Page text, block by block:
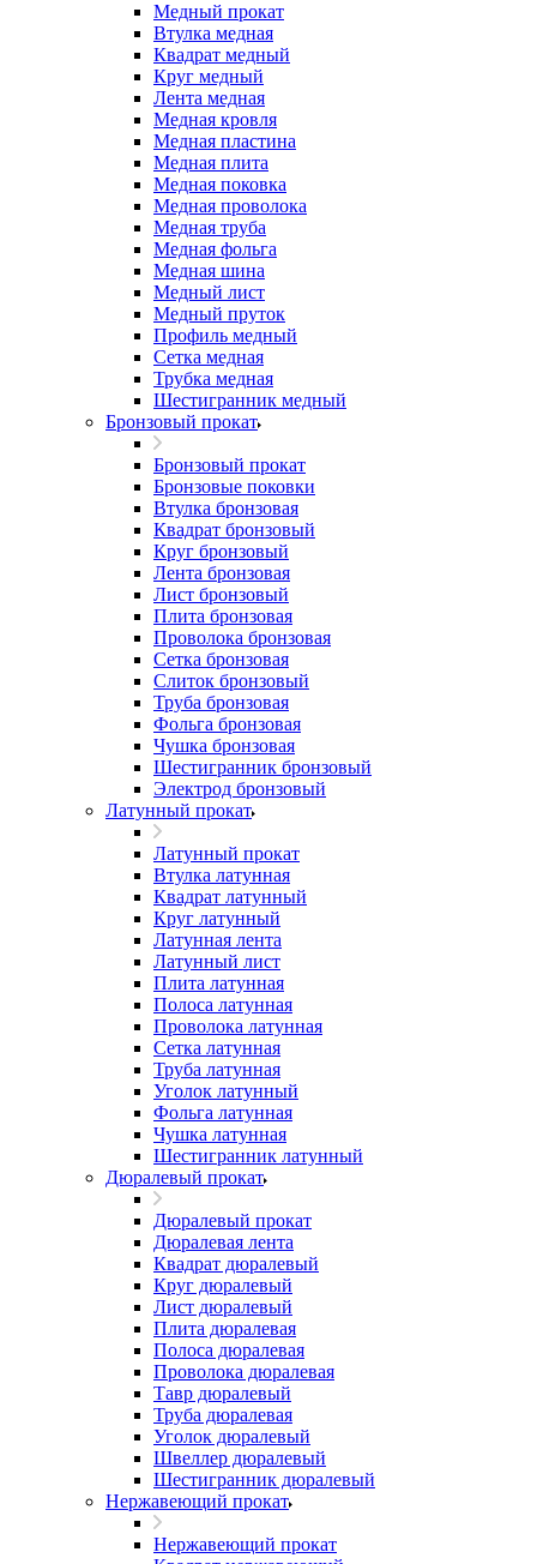
Медный прокат
Втулка медная
Квадрат медный
Круг медный
Лента медная
Медная кровля
Медная пластина
Медная плита
Медная поковка
Медная проволока
Медная труба
Медная фольга
Медная шина
Медный лист
Медный пруток
Профиль медный
Сетка медная
Трубка медная
Шестигранник медный
Бронзовый прокат
Бронзовый прокат
Бронзовые поковки
Втулка бронзовая
Квадрат бронзовый
Круг бронзовый
Лента бронзовая
Лист бронзовый
Плита бронзовая
Проволока бронзовая
Сетка бронзовая
Слиток бронзовый
Труба бронзовая
Фольга бронзовая
Чушка бронзовая
Шестигранник бронзовый
Электрод бронзовый
Латунный прокат
Латунный прокат
Втулка латунная
Квадрат латунный
Круг латунный
Латунная лента
Латунный лист
Плита латунная
Полоса латунная
Проволока латунная
Сетка латунная
Труба латунная
Уголок латунный
Фольга латунная
Чушка латунная
Шестигранник латунный
Дюралевый прокат
Дюралевый прокат
Дюралевая лента
Квадрат дюралевый
Круг дюралевый
Лист дюралевый
Плита дюралевая
Полоса дюралевая
Проволока дюралевая
Тавр дюралевый
Труба дюралевая
Уголок дюралевый
Швеллер дюралевый
Шестигранник дюралевый
Нержавеющий прокат
Нержавеющий прокат